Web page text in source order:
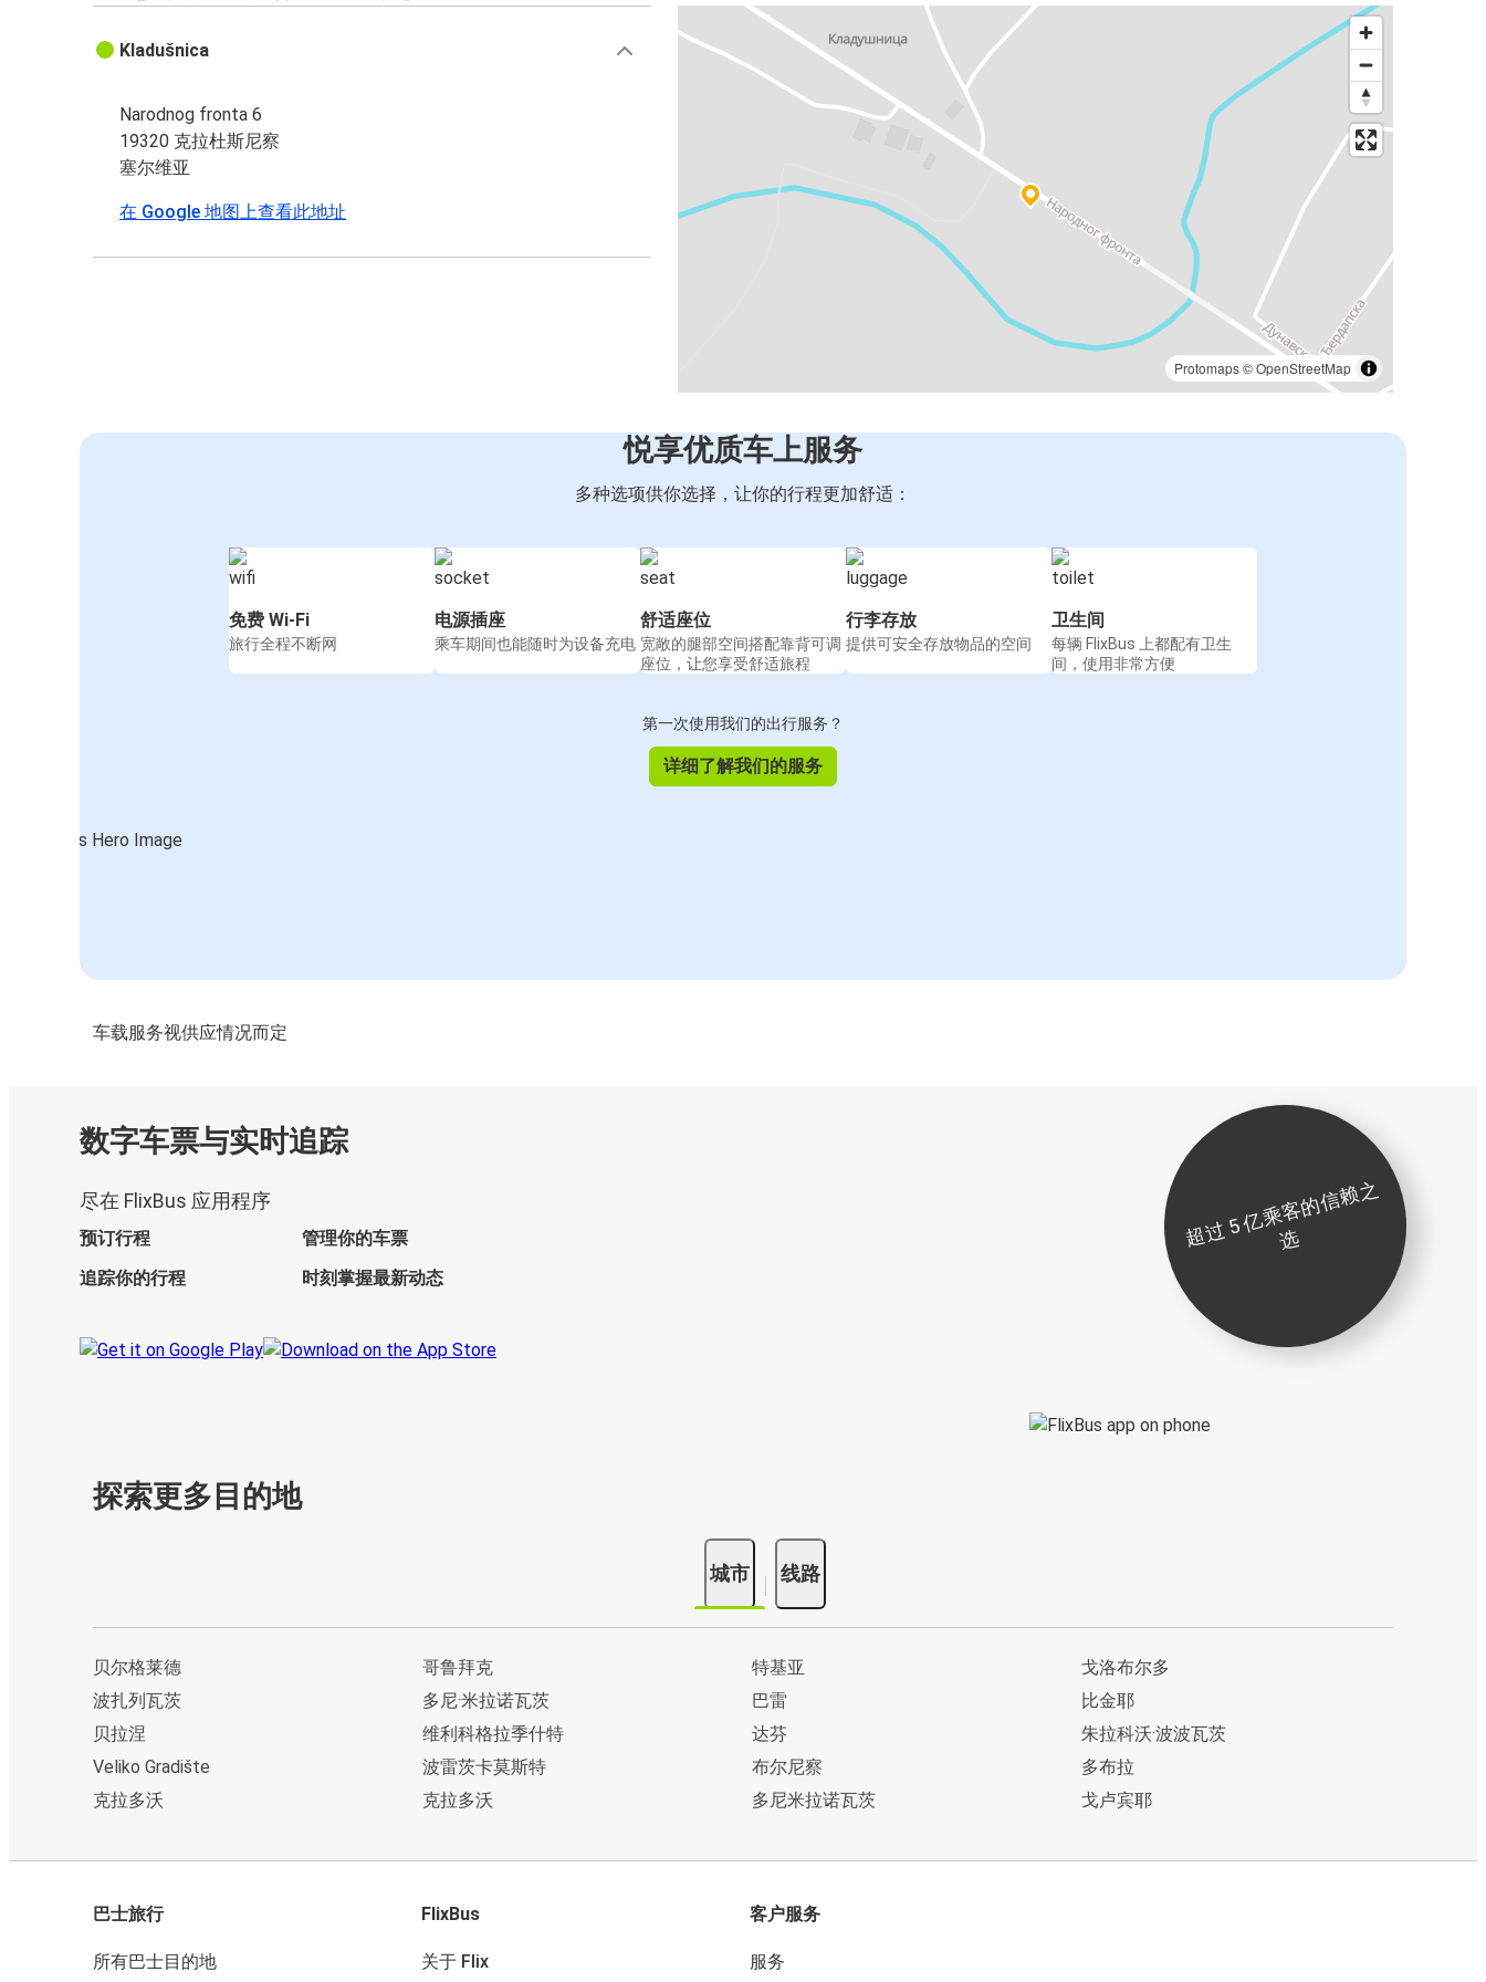
Protomaps©OpenStreetMap
Kladušnica
Narodnog fronta 6
19320 克拉杜斯尼察
塞尔维亚
在 Google 地图上查看此地址
悦享优质车上服务
多种选项供你选择，让你的行程更加舒适：
免费 Wi-Fi
旅行全程不断网
电源插座
乘车期间也能随时为设备充电
舒适座位
宽敞的腿部空间搭配靠背可调
座位，让您享受舒适旅程
行李存放
提供可安全存放物品的空间
卫生间
每辆 FlixBus 上都配有卫生
间，使用非常方便
第一次使用我们的出行服务？
详细了解我们的服务
车载服务视供应情况而定
数字车票与实时追踪
尽在 FlixBus 应用程序
预订行程
管理你的车票
追踪你的行程
时刻掌握最新动态
超
过
5
亿
乘
客
的
信
赖
之
选
探索更多目的地
城市 线路
贝尔格莱德
波扎列瓦茨
贝拉涅
Veliko Gradište
克拉多沃
哥鲁拜克
多尼·米拉诺瓦茨
维利科格拉季什特
波雷茨卡莫斯特
克拉多沃
特基亚
巴雷
达芬
布尔尼察
多尼米拉诺瓦茨
戈洛布尔多
比金耶
朱拉科沃·波波瓦茨
多布拉
戈卢宾耶
巴士旅行
所有巴士目的地
FlixBus
关于 Flix
客户服务
服务